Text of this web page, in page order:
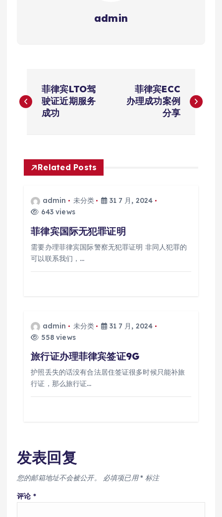
admin
章
航
菲律宾LTO驾
驶证近期服务
成功
菲律宾ECC
办理成功案例
分享
Related Posts
admin 未分类
31 7 月, 2024
643 views
菲律宾国际无犯罪证明
需要办理菲律宾国际警察无犯罪证明 非同人犯罪的
可以联系我们，…
admin 未分类
31 7 月, 2024
558 views
旅行证办理菲律宾签证9G
护照丢失的话没有合法居住签证很多时候只能补旅
行证，那么旅行证…
发表回复
您的邮箱地址不会被公开。 必填项已用* 标注
评论 *